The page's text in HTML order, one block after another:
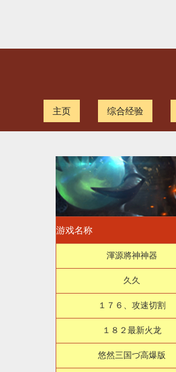
主页 综合经验
游戏名称
渾源將神神器
久久
１７６、攻速切割
１８２最新火龙
悠然三国づ高爆版